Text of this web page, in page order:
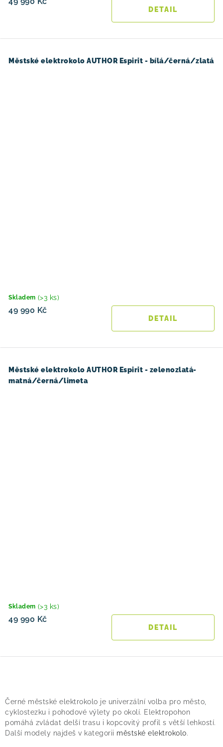
Městské elektrokolo AUTHOR Espirit - bílá/černá/zlatá
Skladem (>3 ks)
49 990 Kč
Městské elektrokolo AUTHOR Espirit - zelenozlatá-
matná/černá/limeta
Skladem (>3 ks)
49 990 Kč
v
l
á
d
Černé městské elektrokolo je univerzální volba pro město,
cyklostezku i pohodové výlety po okolí. Elektropohon
pomáhá zvládat delší trasu i kopcovitý profil s větší lehkostí.
Další modely najdeš v kategorii městské elektrokolo.